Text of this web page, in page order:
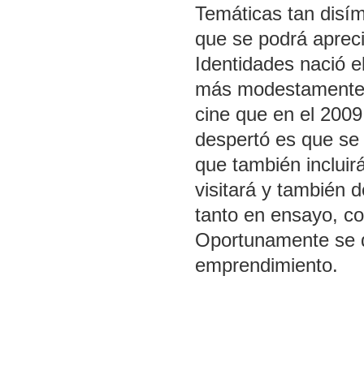
Temáticas tan
que se podrá
Identidades nació
más
cine que en el
despertó es que
que también
visitará y también
tanto en ensayo,
Oportunamente se
emprendimiento.